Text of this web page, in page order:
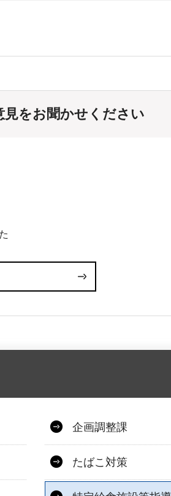
をお聞かせください
企画調整課
たばこ対策